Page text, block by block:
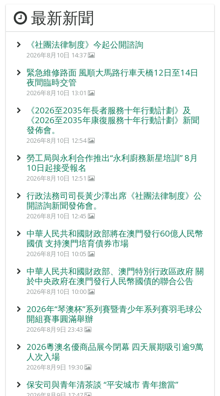
最新新聞
《社團法律制度》今起公開諮詢
2026年8月10日 14:37
緊急維修路面 風順大馬路行車天橋12日至14日
夜間臨時交管
2026年8月10日 13:01
《2026至2035年長者服務十年行動計劃》及
《2026至2035年康復服務十年行動計劃》新聞
發佈會。
2026年8月10日 12:54
勞工局與永利合作推出“永利廚務新星培訓” 8月
10日起接受報名
2026年8月10日 12:51
行政法務司司長黃少澤出席《社團法律制度》公
開諮詢新聞發佈會。
2026年8月10日 12:45
中華人民共和國財政部將在澳門發行60億人民幣
國債 支持澳門培育債券市場
2026年8月10日 10:05
中華人民共和國財政部、澳門特別行政區政府 關
於中央政府在澳門發行人民幣國債的聯合公告
2026年8月10日 10:00
2026年“琴澳杯”系列賽暨青少年系列賽羽毛球公
開組賽事圓滿舉辦
2026年8月9日 23:43
2026粵澳名優商品展今閉幕 四天展期吸引逾9萬
人次入場
2026年8月9日 19:30
保安司與青年清茶談 “平安城市 青年擔當”